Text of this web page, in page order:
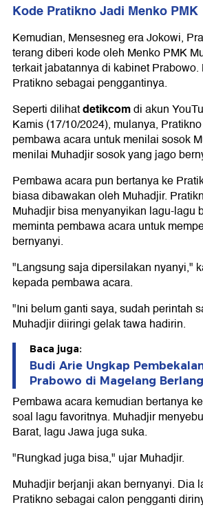
Kode Pratikno Jadi Menko PMK
Kemudian, Mensesneg era Jokowi,
terang diberi kode oleh Menko PMK
terkait jabatannya di kabinet
Pratikno sebagai penggantinya.
Seperti dilihatdetikcomdi akun
Kamis (17/10/2024), mulanya,
pembawa acara untuk menilai sosok
menilai Muhadjir sosok yang jago
Pembawa acara pun bertanya ke
biasa dibawakan oleh Muhadjir.
Muhadjir bisa menyanyikan lagu-lagu
meminta pembawa acara untuk
bernyanyi.
"Langsung saja dipersilakan nyanyi,"
kepada pembawa acara.
"Ini belum ganti saya, sudah perintah
Muhadjir diiringi gelak tawa hadirin.
Baca juga:
Budi Arie Ungkap
Prabowo di Magelang
Pembawa acara kemudian bertanya
soal lagu favoritnya. Muhadjir
Barat, lagu Jawa juga suka.
"Rungkad juga bisa," ujar Muhadjir.
Muhadjir berjanji akan bernyanyi. Dia
Pratikno sebagai calon pengganti